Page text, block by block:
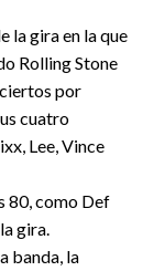
la gira en la que
Rolling Stone
por
cuatro
Lee, Vince
80, como Def
gira.
banda, la